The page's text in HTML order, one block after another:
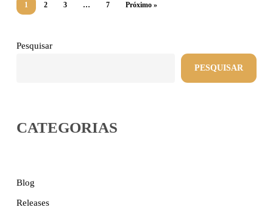
1 2 3 … 7 Próximo »
Pesquisar
PESQUISAR
CATEGORIAS
Blog
Releases